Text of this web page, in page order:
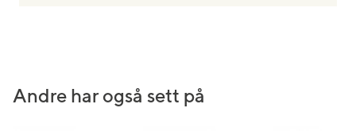
Andre har også sett på